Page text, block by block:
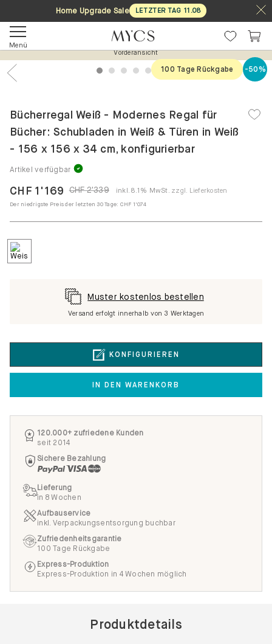
Home Upgrade Sale LETZTER TAG 11 .08
Menü
Vorderansicht
1 2 3 4 5 6 7
100 Tage Rückgabe -50%
Bücherregal Weiß - Modernes Regal für
Bücher: Schubladen in Weiß & Türen in Weiß
- 156 x 156 x 34 cm, konfigurierbar
Artikel verfügbar
CHF 2'339
CHF 1'169 inkl. 8.1% MwSt. zzgl. Lieferkosten
Der niedrigste Preis der letzten 30 Tage: CHF 1'074
KONFIGURIEREN
IN DEN WARENKORB
Muster kostenlos bestellen
Versand erfolgt innerhalb von 3 Werktagen
120.000+ zufriedene Kunden
seit 2014
Sichere Bezahlung
Lieferung
in 8 Wochen
Aufbauservice
inkl. Verpackungsentsorgung buchbar
Zufriedenheitsgarantie
100 Tage Rückgabe
Express-Produktion
Express-Produktion in 4 Wochen möglich
Produktdetails